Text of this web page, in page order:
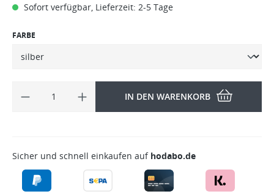
Sofort verfügbar, Lieferzeit: 2-5 Tage
FARBE
IN DEN WARENKORB
Sicher und schnell einkaufen auf hodabo.de